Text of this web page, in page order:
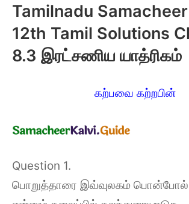
Tamilnadu
12th Tamil Solutions
8.3 இரட்சணிய யாத்ரிகம்
கற்பவை கற்றபின்
Question 1.
பொறுத்தாரை இவ்வுலகம் பொன்போல்